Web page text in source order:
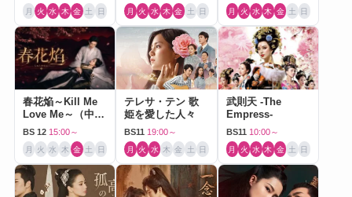
月 火 水 木 金 土 日 月 火 水 木 金 土 日 月 火 水 木 金 土 日
春花焔～Kill Me
Love Me～（中国
ドラマ）
BS 12 15:00～
月 火 水 木 金 土 日
テレサ・テン 歌
姫を愛した人々
BS11 19:00～
月 火 水 木 金 土 日
武則天 -The
Empress-
BS11 10:00～
月 火 水 木 金 土 日